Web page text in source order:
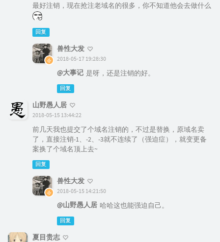
最好注销，现在抢注老域名的很多，你不知道他会去做什么
回复
兽性大发
2018-05-17 19:28:30
@大事记 是呀，还是注销的好。
回复
山野愚人居
2018-05-15 13:44:22
前几天我也提交了个域名注销的，不过是替换，原域名卖
了，直接注销-1、-2、-3就不连续了（强迫症），就变更备
案换了个域名顶上去~
回复
兽性大发
2018-05-15 14:21:50
@山野愚人居 哈哈这也能强迫自己。
回复
夏目贵志